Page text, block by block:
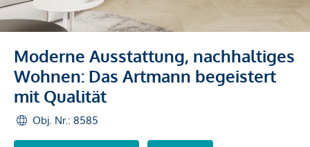
Moderne Ausstattung, nachhaltiges
Wohnen: Das Artmann begeistert
mit Qualität
Obj. Nr.: 8585